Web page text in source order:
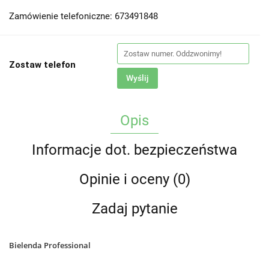
Zamówienie telefoniczne: 673491848
Zostaw telefon
Wyślij
Opis
Informacje dot. bezpieczeństwa
Opinie i oceny (0)
Zadaj pytanie
Bielenda Professional